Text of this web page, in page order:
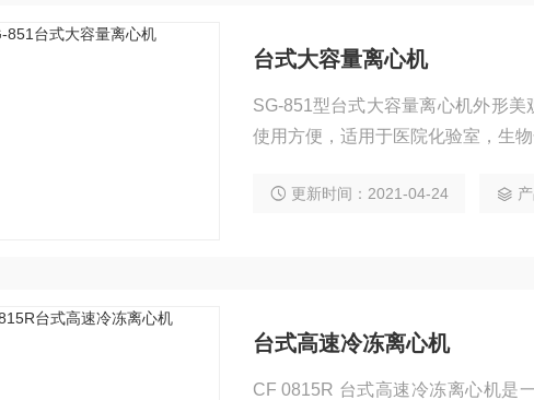
台式大容量离心机
SG-851型台式大容量离心机外形
使用方便，适用于医院化验室，生
更新时间：2021-04-24
台式高速冷冻离心机
CF 0815R 台式高速冷冻离心机是